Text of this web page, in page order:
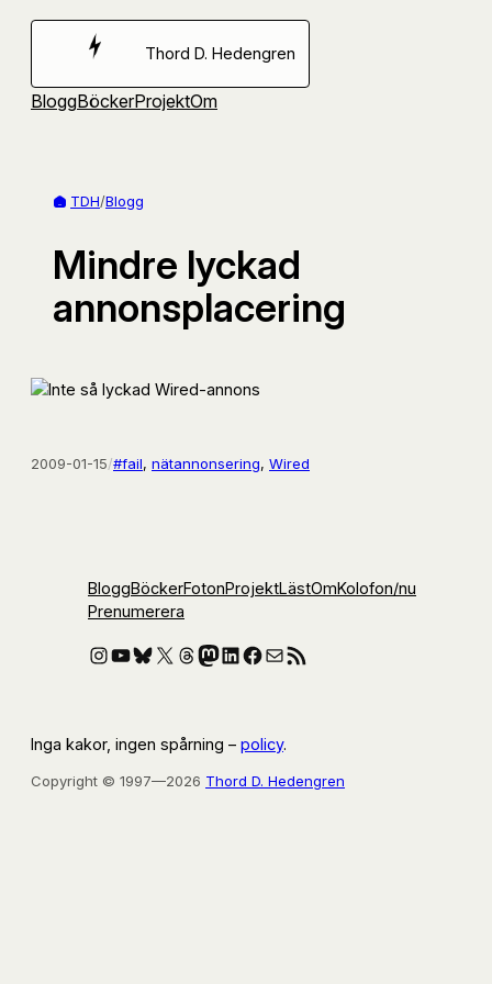
Hoppa
Thord D. Hedengren
BloggBöckerProjektOm
TDH/Blogg
Mindre lyckad
annonsplacering
2009-01-15/#fail, nätannonsering, Wired
BloggBöckerFotonProjektLästOmKolofon/nu
Prenumerera
Instagram
YouTube
Bluesky
X Threads
Mastodon
LinkedIn
Facebook
E-postRSS-flöde
Inga kakor, ingen spårning – policy.
Copyright © 1997—2026 Thord D. Hedengren